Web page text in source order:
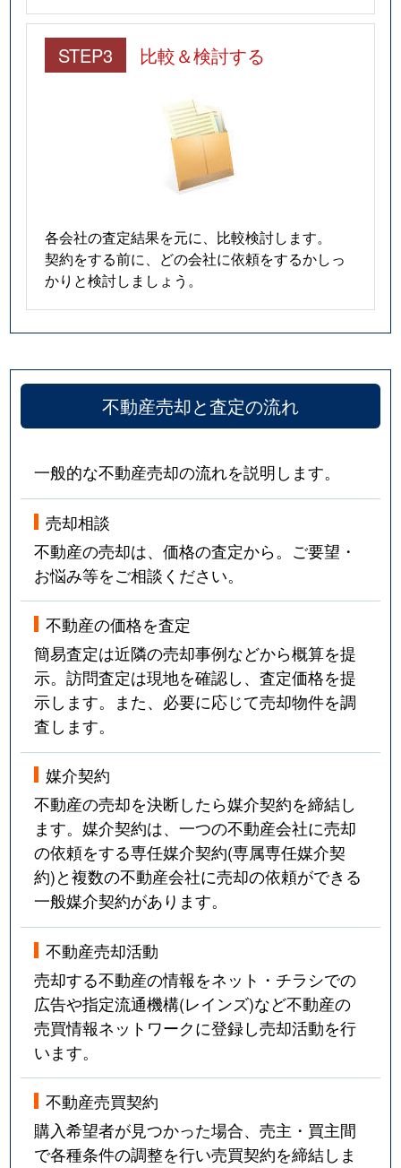
STEP3 比較＆検討する
各会社の査定結果を元に、比較検討します。
契約をする前に、どの会社に依頼をするかしっ
かりと検討しましょう。
不動産売却と査定の流れ
一般的な不動産売却の流れを説明します。
売却相談
不動産の売却は、価格の査定から。ご要望・
お悩み等をご相談ください。
不動産の価格を査定
簡易査定は近隣の売却事例などから概算を提
示。訪問査定は現地を確認し、査定価格を提
示します。また、必要に応じて売却物件を調
査します。
媒介契約
不動産の売却を決断したら媒介契約を締結し
ます。媒介契約は、一つの不動産会社に売却
の依頼をする専任媒介契約(専属専任媒介契
約)と複数の不動産会社に売却の依頼ができる
一般媒介契約があります。
不動産売却活動
売却する不動産の情報をネット・チラシでの
広告や指定流通機構(レインズ)など不動産の
売買情報ネットワークに登録し売却活動を行
います。
不動産売買契約
購入希望者が見つかった場合、売主・買主間
で各種条件の調整を行い売買契約を締結しま